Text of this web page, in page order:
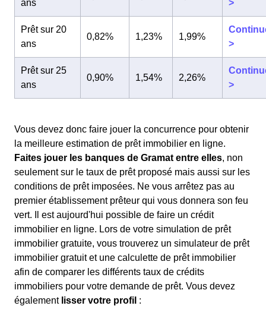
ans
>
Prêt sur 20
ans
0,82% 1,23% 1,99%
>
Prêt sur 25
ans
0,90% 1,54% 2,26%
>
Vous devez donc faire jouer la concurrence pour obtenir
la meilleure estimation de prêt immobilier en ligne.
Faites jouer les banques de Gramat entre elles, non
seulement sur le taux de prêt proposé mais aussi sur les
conditions de prêt imposées. Ne vous arrêtez pas au
premier établissement prêteur qui vous donnera son feu
vert. Il est aujourd'hui possible de faire un crédit
immobilier en ligne. Lors de votre simulation de prêt
immobilier gratuite, vous trouverez un simulateur de prêt
immobilier gratuit et une calculette de prêt immobilier
afin de comparer les différents taux de crédits
immobiliers pour votre demande de prêt. Vous devez
également lisser votre profil :